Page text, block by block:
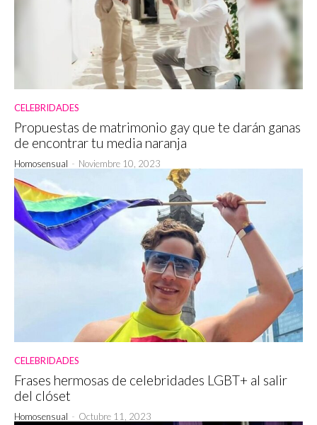
CELEBRIDADES
Propuestas de matrimonio gay que te darán ganas
de encontrar tu media naranja
Homosensual - Noviembre 10, 2023
CELEBRIDADES
Frases hermosas de celebridades LGBT+ al salir
del clóset
Homosensual - Octubre 11, 2023